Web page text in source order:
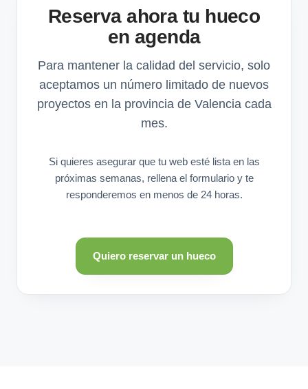
Reserva ahora tu hueco
en agenda
Para mantener la calidad del servicio, solo
aceptamos un número limitado de nuevos
proyectos en la provincia de Valencia cada
mes.
Si quieres asegurar que tu web esté lista en las
próximas semanas, rellena el formulario y te
responderemos en menos de 24 horas.
Quiero reservar un hueco